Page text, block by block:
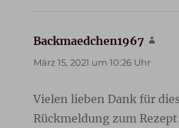
Backmaedchen1967
März 15, 2021 um 10:26 Uhr
Vielen lieben Dank für
Rückmeldung zum